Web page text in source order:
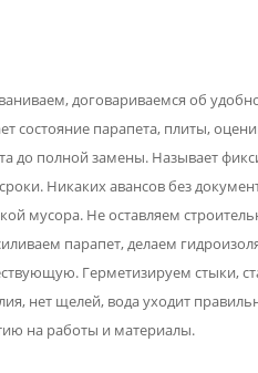
договариваемся об
состояние парапета, плиты,
до полной замены. Называет
Никаких авансов без
мусора. Не оставляем
парапет, делаем
Герметизируем стыки,
нет щелей, вода уходит
на работы и материалы.